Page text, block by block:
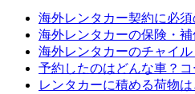
海外レンタカー契約に必須
海外レンタカーの保険・補
海外レンタカーのチャイ
予約したのはどんな車？
レンタカーに積める荷物